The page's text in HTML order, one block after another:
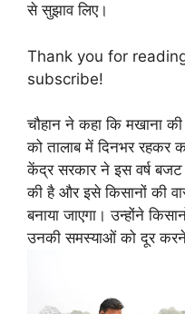
से सुझाव लिए।
Thank you for
subscribe!
चौहान ने कहा कि मखाना
को तालाब में दिनभर रहकर
केंद्र सरकार ने इस वर्ष बजट
की है और इसे किसानों की
बनाया जाएगा। उन्होंने
उनकी समस्याओं को दूर